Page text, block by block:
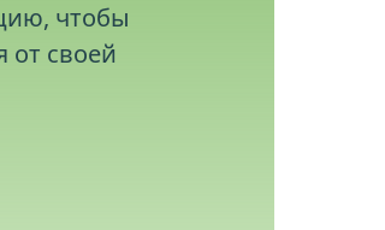
чтобы
от своей